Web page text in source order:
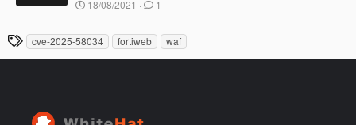
ắ
đ
ầ
u
N
y
u
18/08/2021 1
T
h
cve-2025-58034 fortiweb waf